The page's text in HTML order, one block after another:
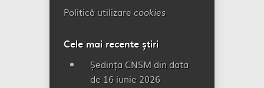
Politică utilizare cookies
Cele mai recente știri
Ședința CNSM din data
de 16 iunie 2026